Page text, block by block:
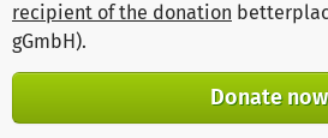
recipient of the donation
gGmbH).
Donate now